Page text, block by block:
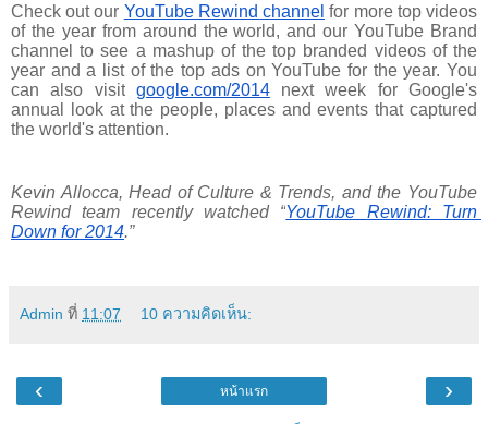
Check out our YouTube Rewind channel for more top videos
of the year from around the world, and our YouTube Brand
channel to see a mashup of the top branded videos of the
year and a list of the top ads on YouTube for the year. You
can also visit
google.com/2014 next week for Google's
annual look at the people, places and events that captured
the world's attention.
Kevin Allocca, Head of Culture & Trends, and the YouTube
Rewind team recently watched “YouTube Rewind: Turn
Down for 2014.”
Admin ที่ 11:07 10 ความคิดเห็น:
‹ ›
หน้าแรก